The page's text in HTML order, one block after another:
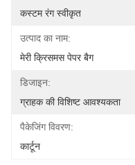
कस्टम रंग स्वीकृत
उत्पाद का नाम:
मेरी क्रिसमस पेपर बैग
डिजाइन:
ग्राहक की विशिष्ट आवश्यकता
पैकेजिंग विवरण:
कार्टून